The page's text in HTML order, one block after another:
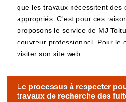
que les travaux nécessitent des
appropriés. C'est pour ces
proposons le service de MJ
couvreur professionnel. Pour le
visiter son site web.
Le processus à respecter
travaux de recherche des